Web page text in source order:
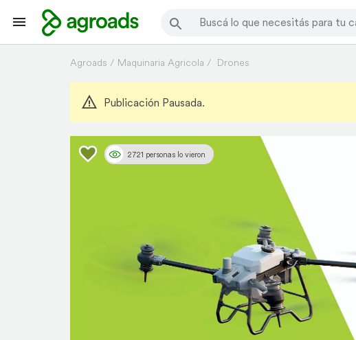
Agroads Maquinaria Agricola Drones
Publicación Pausada.
2721 personas lo vieron